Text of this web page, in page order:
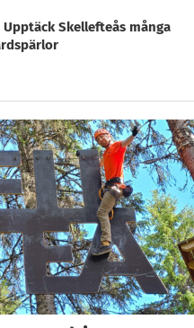
Upptäck Skellefteås många